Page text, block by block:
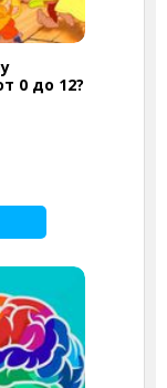
0 до 12?